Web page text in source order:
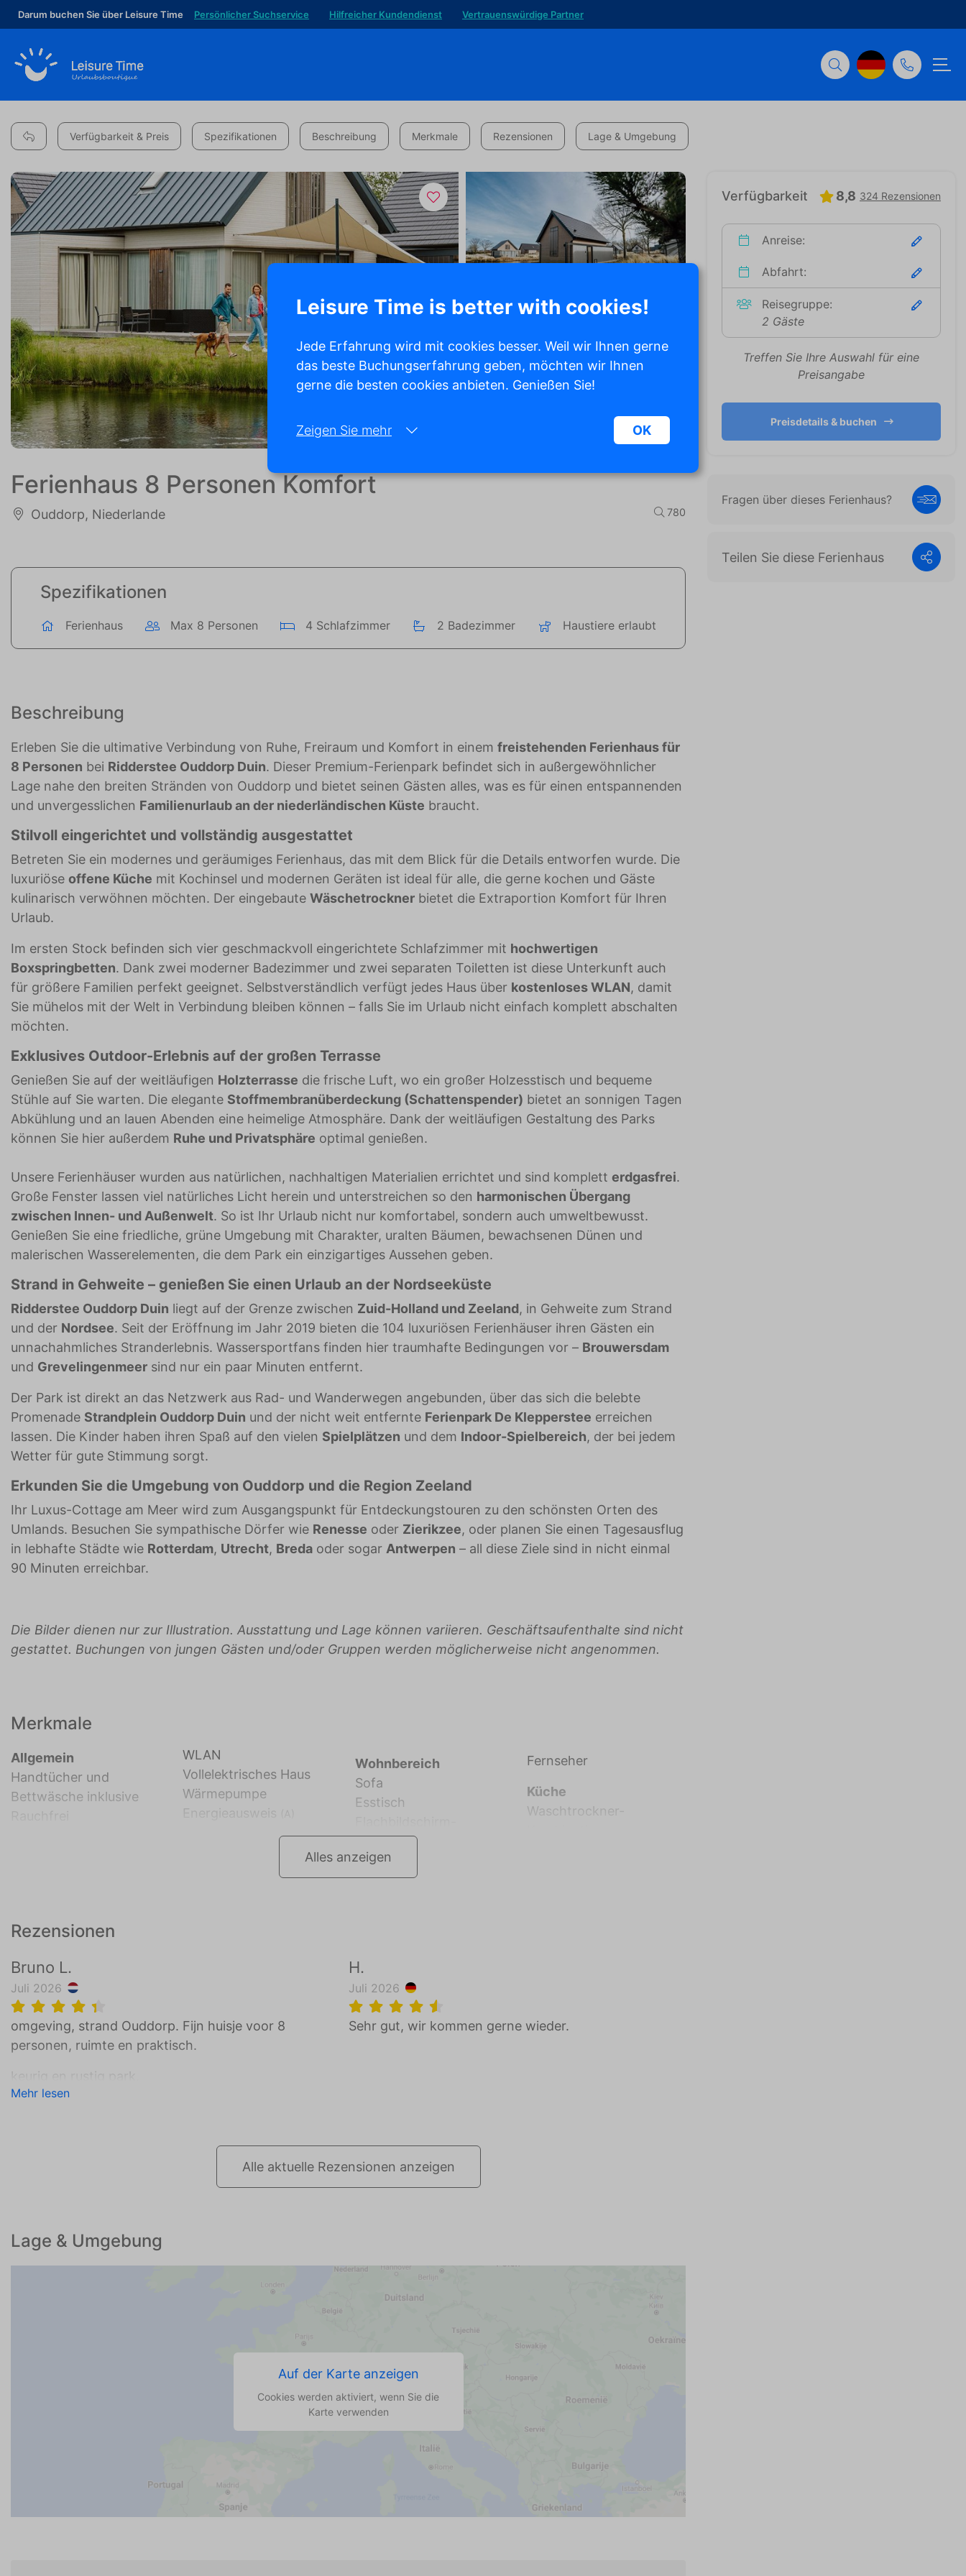
Darum buchen Sie über Leisure Time Persönlicher Suchservice Hilfreicher Kundendienst Vertrauenswürdige Partner
Verfügbarkeit & Preis Spezifikationen Beschreibung Merkmale Rezensionen Lage & Umgebung
Ferienhaus 8 Personen Komfort
Ouddorp, Niederlande 780
Spezifikationen
Ferienhaus Max 8 Personen 4 Schlafzimmer 2 Badezimmer Haustiere erlaubt
Beschreibung
Erleben Sie die ultimative Verbindung von Ruhe, Freiraum und Komfort in einem freistehenden Ferienhaus für
8 Personen bei Ridderstee Ouddorp Duin. Dieser Premium-Ferienpark befindet sich in außergewöhnlicher
Lage nahe den breiten Stränden von Ouddorp und bietet seinen Gästen alles, was es für einen entspannenden
und unvergesslichen Familienurlaub an der niederländischen Küste braucht.
Stilvoll eingerichtet und vollständig ausgestattet
Betreten Sie ein modernes und geräumiges Ferienhaus, das mit dem Blick für die Details entworfen wurde. Die
luxuriöse offene Küche mit Kochinsel und modernen Geräten ist ideal für alle, die gerne kochen und Gäste
kulinarisch verwöhnen möchten. Der eingebaute Wäschetrockner bietet die Extraportion Komfort für Ihren
Urlaub.
Im ersten Stock befinden sich vier geschmackvoll eingerichtete Schlafzimmer mit hochwertigen
Boxspringbetten. Dank zwei moderner Badezimmer und zwei separaten Toiletten ist diese Unterkunft auch
für größere Familien perfekt geeignet. Selbstverständlich verfügt jedes Haus über kostenloses WLAN, damit
Sie mühelos mit der Welt in Verbindung bleiben können – falls Sie im Urlaub nicht einfach komplett abschalten
möchten.
Exklusives Outdoor-Erlebnis auf der großen Terrasse
Genießen Sie auf der weitläufigen Holzterrasse die frische Luft, wo ein großer Holzesstisch und bequeme
Stühle auf Sie warten. Die elegante Stoffmembranüberdeckung (Schattenspender) bietet an sonnigen Tagen
Abkühlung und an lauen Abenden eine heimelige Atmosphäre. Dank der weitläufigen Gestaltung des Parks
können Sie hier außerdem Ruhe und Privatsphäre optimal genießen.
Unsere Ferienhäuser wurden aus natürlichen, nachhaltigen Materialien errichtet und sind komplett erdgasfrei.
Große Fenster lassen viel natürliches Licht herein und unterstreichen so den harmonischen Übergang
zwischen Innen- und Außenwelt. So ist Ihr Urlaub nicht nur komfortabel, sondern auch umweltbewusst.
Genießen Sie eine friedliche, grüne Umgebung mit Charakter, uralten Bäumen, bewachsenen Dünen und
malerischen Wasserelementen, die dem Park ein einzigartiges Aussehen geben.
Strand in Gehweite – genießen Sie einen Urlaub an der Nordseeküste
Ridderstee Ouddorp Duin liegt auf der Grenze zwischen Zuid-Holland und Zeeland, in Gehweite zum Strand
und der Nordsee. Seit der Eröffnung im Jahr 2019 bieten die 104 luxuriösen Ferienhäuser ihren Gästen ein
unnachahmliches Stranderlebnis. Wassersportfans finden hier traumhafte Bedingungen vor – Brouwersdam
und Grevelingenmeer sind nur ein paar Minuten entfernt.
Der Park ist direkt an das Netzwerk aus Rad- und Wanderwegen angebunden, über das sich die belebte
Promenade Strandplein Ouddorp Duin und der nicht weit entfernte Ferienpark De Klepperstee erreichen
lassen. Die Kinder haben ihren Spaß auf den vielen Spielplätzen und dem Indoor-Spielbereich, der bei jedem
Wetter für gute Stimmung sorgt.
Erkunden Sie die Umgebung von Ouddorp und die Region Zeeland
Ihr Luxus-Cottage am Meer wird zum Ausgangspunkt für Entdeckungstouren zu den schönsten Orten des
Umlands. Besuchen Sie sympathische Dörfer wie Renesse oder Zierikzee, oder planen Sie einen Tagesausflug
in lebhafte Städte wie Rotterdam, Utrecht, Breda oder sogar Antwerpen – all diese Ziele sind in nicht einmal
90 Minuten erreichbar.
Die Bilder dienen nur zur Illustration. Ausstattung und Lage können variieren. Geschäftsaufenthalte sind nicht
gestattet. Buchungen von jungen Gästen und/oder Gruppen werden möglicherweise nicht angenommen.
Merkmale
Allgemein
Handtücher und
Bettwäsche inklusive
WLAN
Vollelektrisches Haus
Wärmepumpe
Energieausweis
(A)
Wohnbereich
Sofa
Esstisch
Fernseher
Küche
Waschtrockner-
Alles anzeigen
Rezensionen
Bruno L.
Juli 2026
omgeving, strand Ouddorp. Fijn huisje voor 8
personen, ruimte en praktisch.
keurig en rustig park.
Mehr lesen
H.
Juli 2026
Sehr gut, wir kommen gerne wieder.
Alle aktuelle Rezensionen anzeigen
Lage & Umgebung
Auf der Karte anzeigen
Cookies werden aktiviert, wenn Sie die
Karte verwenden
Verfügbarkeit 8,8 324 Rezensionen
Anreise:
Abfahrt:
Reisegruppe:
2 Gäste
Treffen Sie Ihre Auswahl für eine
Preisangabe
Preisdetails & buchen
Fragen über dieses Ferienhaus?
Teilen Sie diese Ferienhaus
Leisure Time is better with cookies!
Jede Erfahrung wird mit cookies besser. Weil wir Ihnen gerne
das beste Buchungserfahrung geben, möchten wir Ihnen
gerne die besten cookies anbieten. Genießen Sie!
Zeigen Sie mehr OK
Notwendig:
Notwendige Cookies helfen dabei, eine Website funktionsfähiger zu
machen, indem sie grundlegende Funktionen wie die Seitennavigation und
Marketing:
Anzeigen anzuzeigen, die auf den individuellen Benutzer zugeschnitten